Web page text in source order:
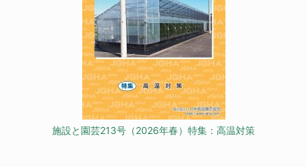
施設と園芸213号（2026年春）特集：高温対策